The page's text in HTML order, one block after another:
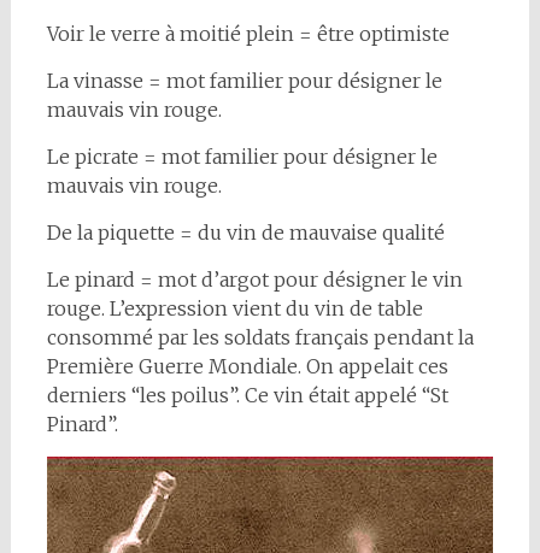
Voir le verre à moitié plein = être optimiste
La vinasse = mot familier pour désigner le
mauvais vin rouge.
Le picrate = mot familier pour désigner le
mauvais vin rouge.
De la piquette = du vin de mauvaise qualité
Le pinard = mot d’argot pour désigner le vin
rouge. L’expression vient du vin de table
consommé par les soldats français pendant la
Première Guerre Mondiale. On appelait ces
derniers “les poilus”. Ce vin était appelé “St
Pinard”.